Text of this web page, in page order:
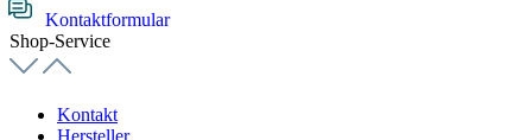
Kontaktformular
Shop-Service
Kontakt
Hersteller